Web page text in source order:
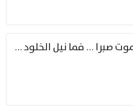
فصبرا في مجال الموت صبرا … فما نيل الخلود بمستطاع